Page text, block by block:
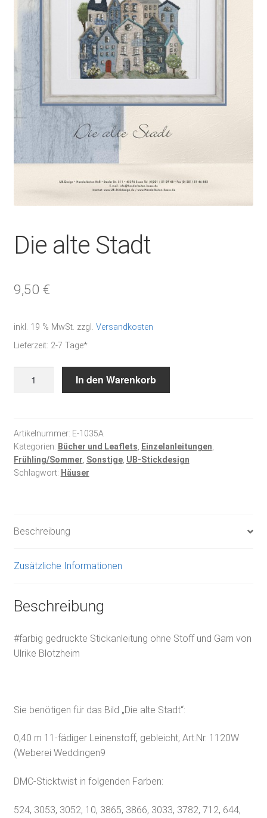
Die alte Stadt
9,50 €
inkl. 19 % MwSt. zzgl. Versandkosten
Lieferzeit: 2-7 Tage*
In den Warenkorb
Artikelnummer: E-1035A
Kategorien: Bücher und Leaflets Einzelanleitungen
Frühling/Sommer Sonstige, UB-Stickdesign
Schlagwort: Häuser
Beschreibung
Zusätzliche Informationen
Beschreibung
#farbig gedruckte Stickanleitung ohne Stoff und Garn von
Ulrike Blotzheim
Sie benötigen für das Bild „Die alte Stadt“:
0,40 m 11-fädiger Leinenstoff, gebleicht, Art.Nr. 1120W
(Weberei Weddingen9
DMC-Sticktwist in folgenden Farben:
524, 3053, 3052, 10, 3865, 3866, 3033, 3782, 712, 644,